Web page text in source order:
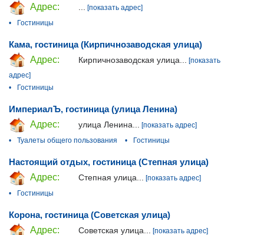
Адрес:
[показать адрес]
•
Гостиницы
Кама, гостиница (Кирпичнозаводская улица)
Адрес:
Кирпичнозаводская улица...
[показать
адрес]
•
Гостиницы
ИмпериалЪ, гостиница (улица Ленина)
Адрес:
улица Ленина... [показать адрес]
•
Туалеты общего пользования • Гостиницы
Настоящий отдых, гостиница (Степная улица)
Адрес:
Степная улица...
[показать адрес]
•
Гостиницы
Корона, гостиница (Советская улица)
Адрес:
Советская улица...
[показать адрес]